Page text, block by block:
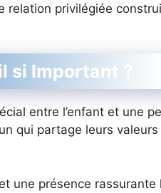
relation privilégiée
si Important ?
entre l’enfant et une
qui partage leurs valeurs
une présence rassurante